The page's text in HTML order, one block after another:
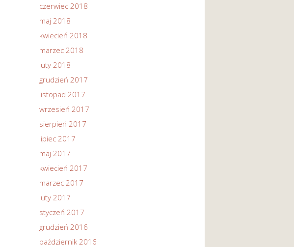
czerwiec 2018
maj 2018
kwiecień 2018
marzec 2018
luty 2018
grudzień 2017
listopad 2017
wrzesień 2017
sierpień 2017
lipiec 2017
maj 2017
kwiecień 2017
marzec 2017
luty 2017
styczeń 2017
grudzień 2016
październik 2016